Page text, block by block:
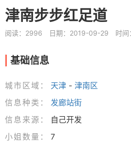
津南步步红足道
阅读：2996 日期：2019-09-29 时
基础信息
城市区域： 天津 - 津南区
信息种类：
发廊站街
信息来源：
自己开发
小姐数量：
7